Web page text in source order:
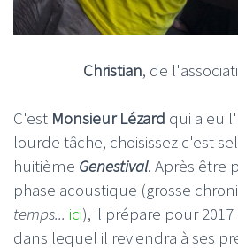
Christian, de
C'est Monsieur Lézard qui a eu
lourde tâche, choisissez c'est
huitième Genestival. Après être
phase acoustique (grosse
temps... ici), il prépare pour
dans lequel il reviendra à ses